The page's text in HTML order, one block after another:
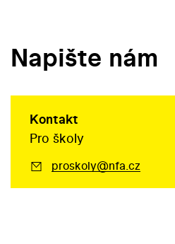
Napište nám
Kontakt
Pro školy
proskoly@nfa.cz